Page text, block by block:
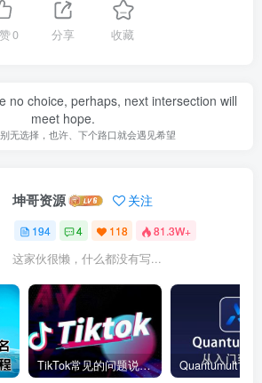
0 分享 收藏
no choice, perhaps, next intersection will
meet hope.
无选择，也许、下个路口就会遇见希望
坤哥资源 关注
194 4 118 81.3W+
这家伙很懒，什么都没有写...
签名安装(视频) TikTok常见的问题说明和解决方法